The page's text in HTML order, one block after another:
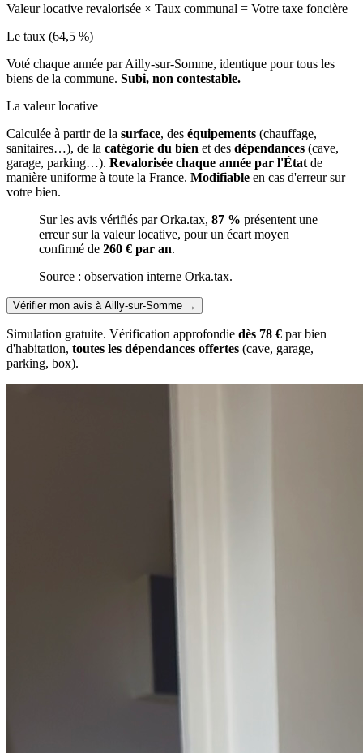
Valeur locative revalorisée × Taux communal = Votre taxe foncière
Le taux (64,5 %)
Voté chaque année par Ailly-sur-Somme, identique pour tous les
biens de la commune. Subi, non contestable.
La valeur locative
Calculée à partir de la surface, des équipements (chauffage,
sanitaires…), de la catégorie du bien et des dépendances (cave,
garage, parking…). Revalorisée chaque année par l'État de
manière uniforme à toute la France. Modifiable en cas d'erreur sur
votre bien.
Sur les avis vérifiés par Orka.tax, 87 % présentent une
erreur sur la valeur locative, pour un écart moyen
confirmé de 260 € par an.
Source : observation interne Orka.tax.
Vérifier mon avis à Ailly-sur-Somme →
Simulation gratuite. Vérification approfondie dès 78 € par bien
d'habitation, toutes les dépendances offertes (cave, garage,
parking, box).